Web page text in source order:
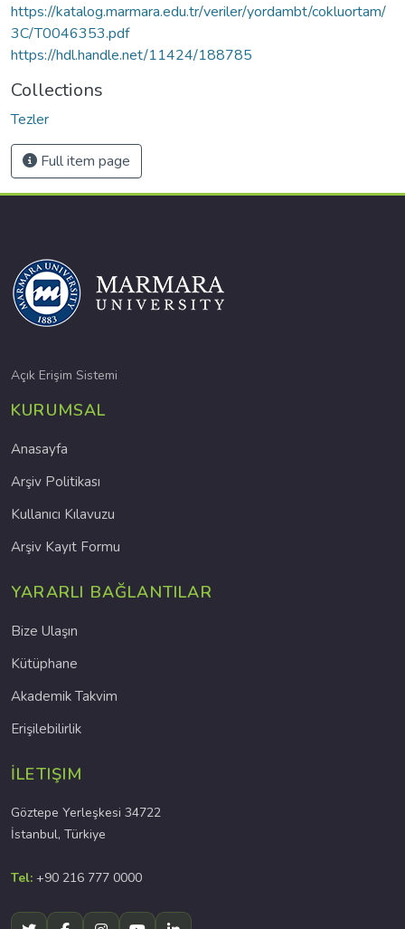
https://katalog.marmara.edu.tr/veriler/yordambt/cokluortam/
3C/T0046353.pdf
https://hdl.handle.net/11424/188785
Collections
Tezler
Full item page
Açık Erişim Sistemi
KURUMSAL
Anasayfa
Arşiv Politikası
Kullanıcı Kılavuzu
Arşiv Kayıt Formu
YARARLI BAĞLANTILAR
Bize Ulaşın
Kütüphane
Akademik Takvim
Erişilebilirlik
İLETIŞIM
Göztepe Yerleşkesi 34722
İstanbul, Türkiye
Tel: +90 216 777 0000